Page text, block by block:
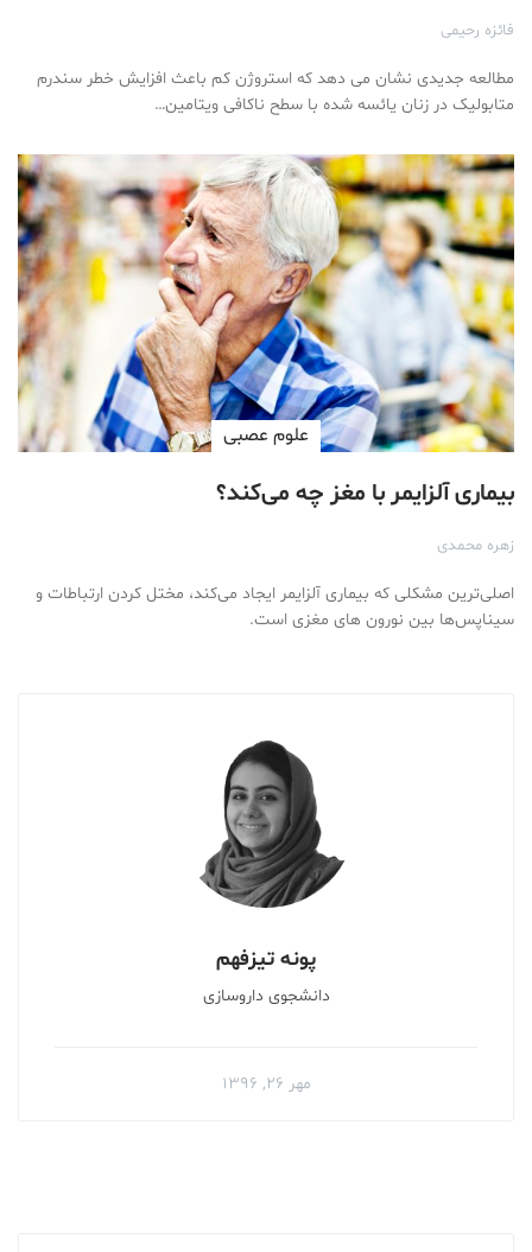
فائزه رحیمی
مطالعه جدیدی نشان می دهد که استروژن کم باعث افزایش خطر سندرم
متابولیک در زنان یائسه شده با سطح ناکافی ویتامین…
علوم عصبی
بیماری آلزایمر با مغز چه می‌کند؟
زهره محمدی
اصلی‌ترین مشکلی که بیماری آلزایمر ایجاد می‌کند، مختل کردن ارتباطات و
سیناپس‌ها بین نورون های مغزی است.
پونه تیزفهم
دانشجوی داروسازی
مهر ۲۶, ۱۳۹۶